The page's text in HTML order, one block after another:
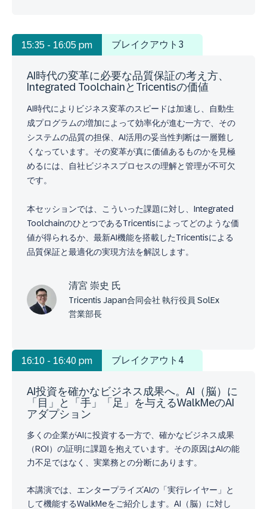
15:35 - 16:05 pm ブレイクアウト3
AI時代の変革に必要な品質保証の考え方、
Integrated ToolchainとTricentisの価値
AI時代によりビジネス変革のスピードは加速し、自動生
成プログラムの増加によって効率化が進む一方で、その
システムの品質の担保、AI活用の妥当性判断は一層難し
くなっています。その変革が真に価値あるものかを見極
めるには、自社ビジネスプロセスの理解と管理が不可欠
です。
本セッションでは、こういった課題に対し、Integrated
ToolchainのひとつであるTricentisによってどのような価
値が得られるか、最新AI機能を搭載したTricentisによる
品質保証と最適化の実現方法を解説します。
清宮 崇史 氏
Tricentis Japan合同会社 執行役員 SolEx
営業部長
16:10 - 16:40 pm ブレイクアウト4
AI投資を確かなビジネス成果へ。AI（脳）に
「目」と「手」「足」を与えるWalkMeのAI
アダプション
多くの企業がAIに投資する一方で、確かなビジネス成果
（ROI）の証明に課題を抱えています。その原因はAIの能
力不足ではなく、実業務との分断にあります。
本講演では、エンタープライズAIの「実行レイヤー」と
して機能するWalkMeをご紹介します。AI（脳）に対し